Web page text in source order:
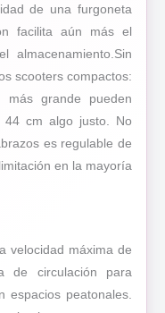
de una furgoneta
facilita aún más el
almacenamiento.Sin
scooters compactos:
más grande pueden
cm algo justo. No
es regulable de
en la mayoría
velocidad máxima de
de circulación para
espacios peatonales.